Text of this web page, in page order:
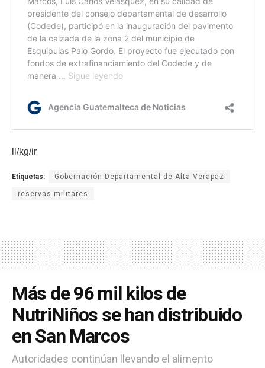
ll/kg/ir
Etiquetas: Gobernación Departamental de Alta Verapaz
reservas militares
Más de 96 mil kilos de
NutriNiños se han distribuido
en San Marcos
Autoridades continúan llevando el alimento